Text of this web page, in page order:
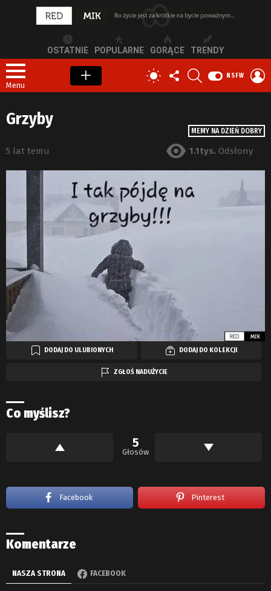
OSTATNIE POPULARNE GORĄCE TRENDY
Menu
PRZEŁĄCZ
SKÓRKĘ
OBSERWUJ
NAS
NSFW
MEMY NA DZIEŃ DOBRY
Grzyby
5 lat temu 1.1tys. Odsłony
DODAJ DO ULUBIONYCH DODAJ DO KOLEKCJI
ZGŁOŚ NADUŻYCIE
Co myślisz?
5
Głosów
Facebook Pinterest
Komentarze
NASZA STRONA FACEBOOK